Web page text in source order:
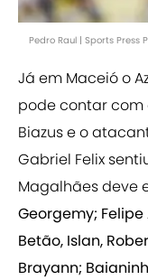
Pedro Raul | Sports Press
Já em Maceió o
pode contar com
Biazus e o
Gabriel Felix
Magalhães deve
Georgemy;
Betão, Islan,
Brayann;